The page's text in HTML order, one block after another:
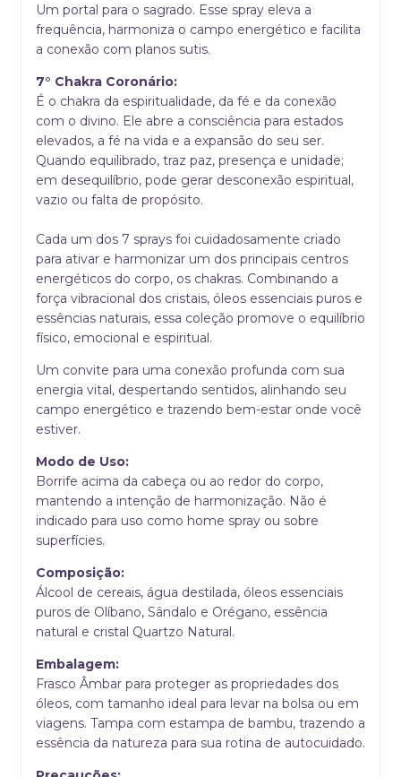
Um portal para o sagrado. Esse spray eleva a
frequência, harmoniza o campo energético e facilita
a conexão com planos sutis.
7° Chakra Coronário:
É o chakra da espiritualidade, da fé e da conexão
com o divino. Ele abre a consciência para estados
elevados, a fé na vida e a expansão do seu ser.
Quando equilibrado, traz paz, presença e unidade;
em desequilíbrio, pode gerar desconexão espiritual,
vazio ou falta de propósito.
Cada um dos 7 sprays foi cuidadosamente criado
para ativar e harmonizar um dos principais centros
energéticos do corpo, os chakras. Combinando a
força vibracional dos cristais, óleos essenciais puros e
essências naturais, essa coleção promove o equilíbrio
físico, emocional e espiritual.
Um convite para uma conexão profunda com sua
energia vital, despertando sentidos, alinhando seu
campo energético e trazendo bem-estar onde você
estiver.
Modo de Uso:
Borrife acima da cabeça ou ao redor do corpo,
mantendo a intenção de harmonização. Não é
indicado para uso como home spray ou sobre
superfícies.
Composição:
Álcool de cereais, água destilada, óleos essenciais
puros de Olíbano, Sândalo e Orégano, essência
natural e cristal Quartzo Natural.
Embalagem:
Frasco Âmbar para proteger as propriedades dos
óleos, com tamanho ideal para levar na bolsa ou em
viagens. Tampa com estampa de bambu, trazendo a
essência da natureza para sua rotina de autocuidado.